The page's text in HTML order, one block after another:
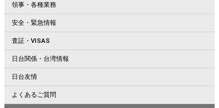
領事・各種業務
安全・緊急情報
査証・VISAS
日台関係・台湾情報
日台友情
よくあるご質問